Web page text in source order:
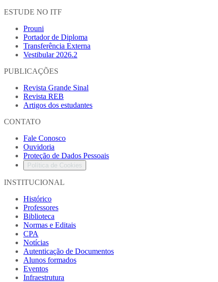
ESTUDE NO ITF
Prouni
Portador de Diploma
Transferência Externa
Vestibular 2026.2
PUBLICAÇÕES
Revista Grande Sinal
Revista REB
Artigos dos estudantes
CONTATO
Fale Conosco
Ouvidoria
Proteção de Dados Pessoais
Política de Cookies
INSTITUCIONAL
Histórico
Professores
Biblioteca
Normas e Editais
CPA
Notícias
Autenticação de Documentos
Alunos formados
Eventos
Infraestrutura